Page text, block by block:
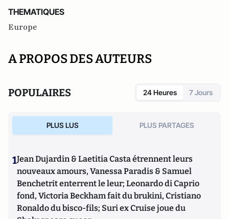
THEMATIQUES
Europe
A PROPOS DES AUTEURS
POPULAIRES 24 Heures 7 Jours
PLUS LUS PLUS PARTAGES
1Jean Dujardin & Laetitia Casta étrennent leurs
nouveaux amours, Vanessa Paradis & Samuel
Benchetrit enterrent le leur; Leonardo di Caprio
fond, Victoria Beckham fait du brukini, Cristiano
Ronaldo du bisco-fils; Suri ex Cruise joue du